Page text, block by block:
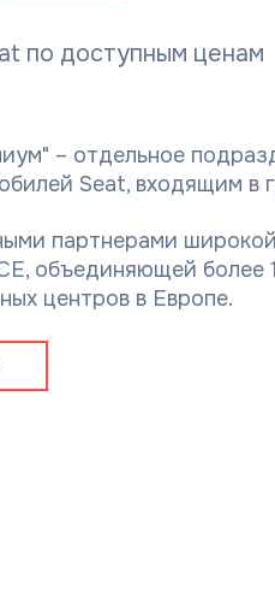
по доступным ценам
– отдельное
Seat, входящим в
партнерами
объединяющей
центров в Европе.